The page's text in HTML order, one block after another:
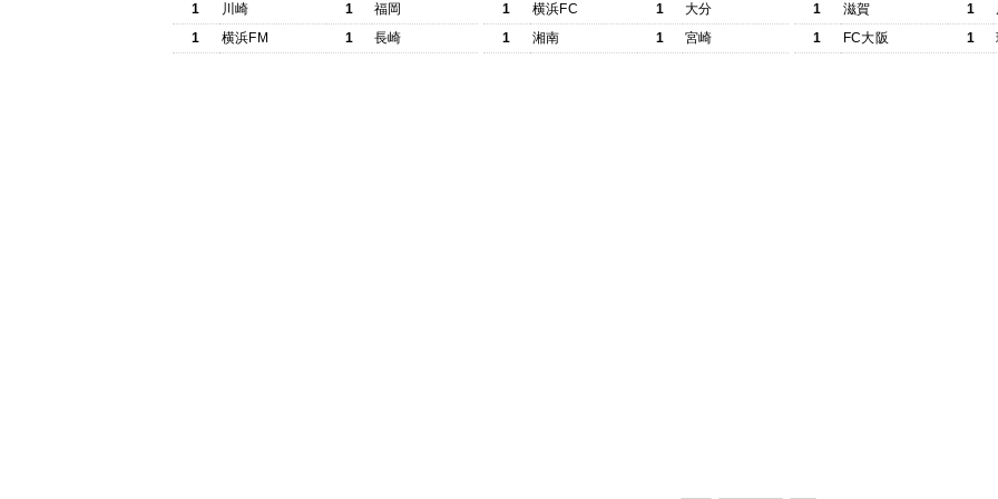
1
川崎 1
福岡
1
横浜FM 1 長崎
1
横浜FC 1
大分
1
湘南 1 宮崎
1
滋賀 1
1
FC大阪 1